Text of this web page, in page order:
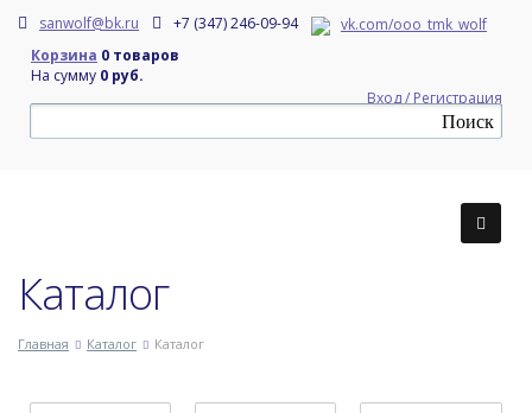
sanwolf@bk.ru +7 (347) 246-09-94
vk.com/ooo_tmk_wolf
Корзина 0 товаров
На сумму 0 руб.
Вход / Регистрация
Каталог
Главная Каталог Каталог